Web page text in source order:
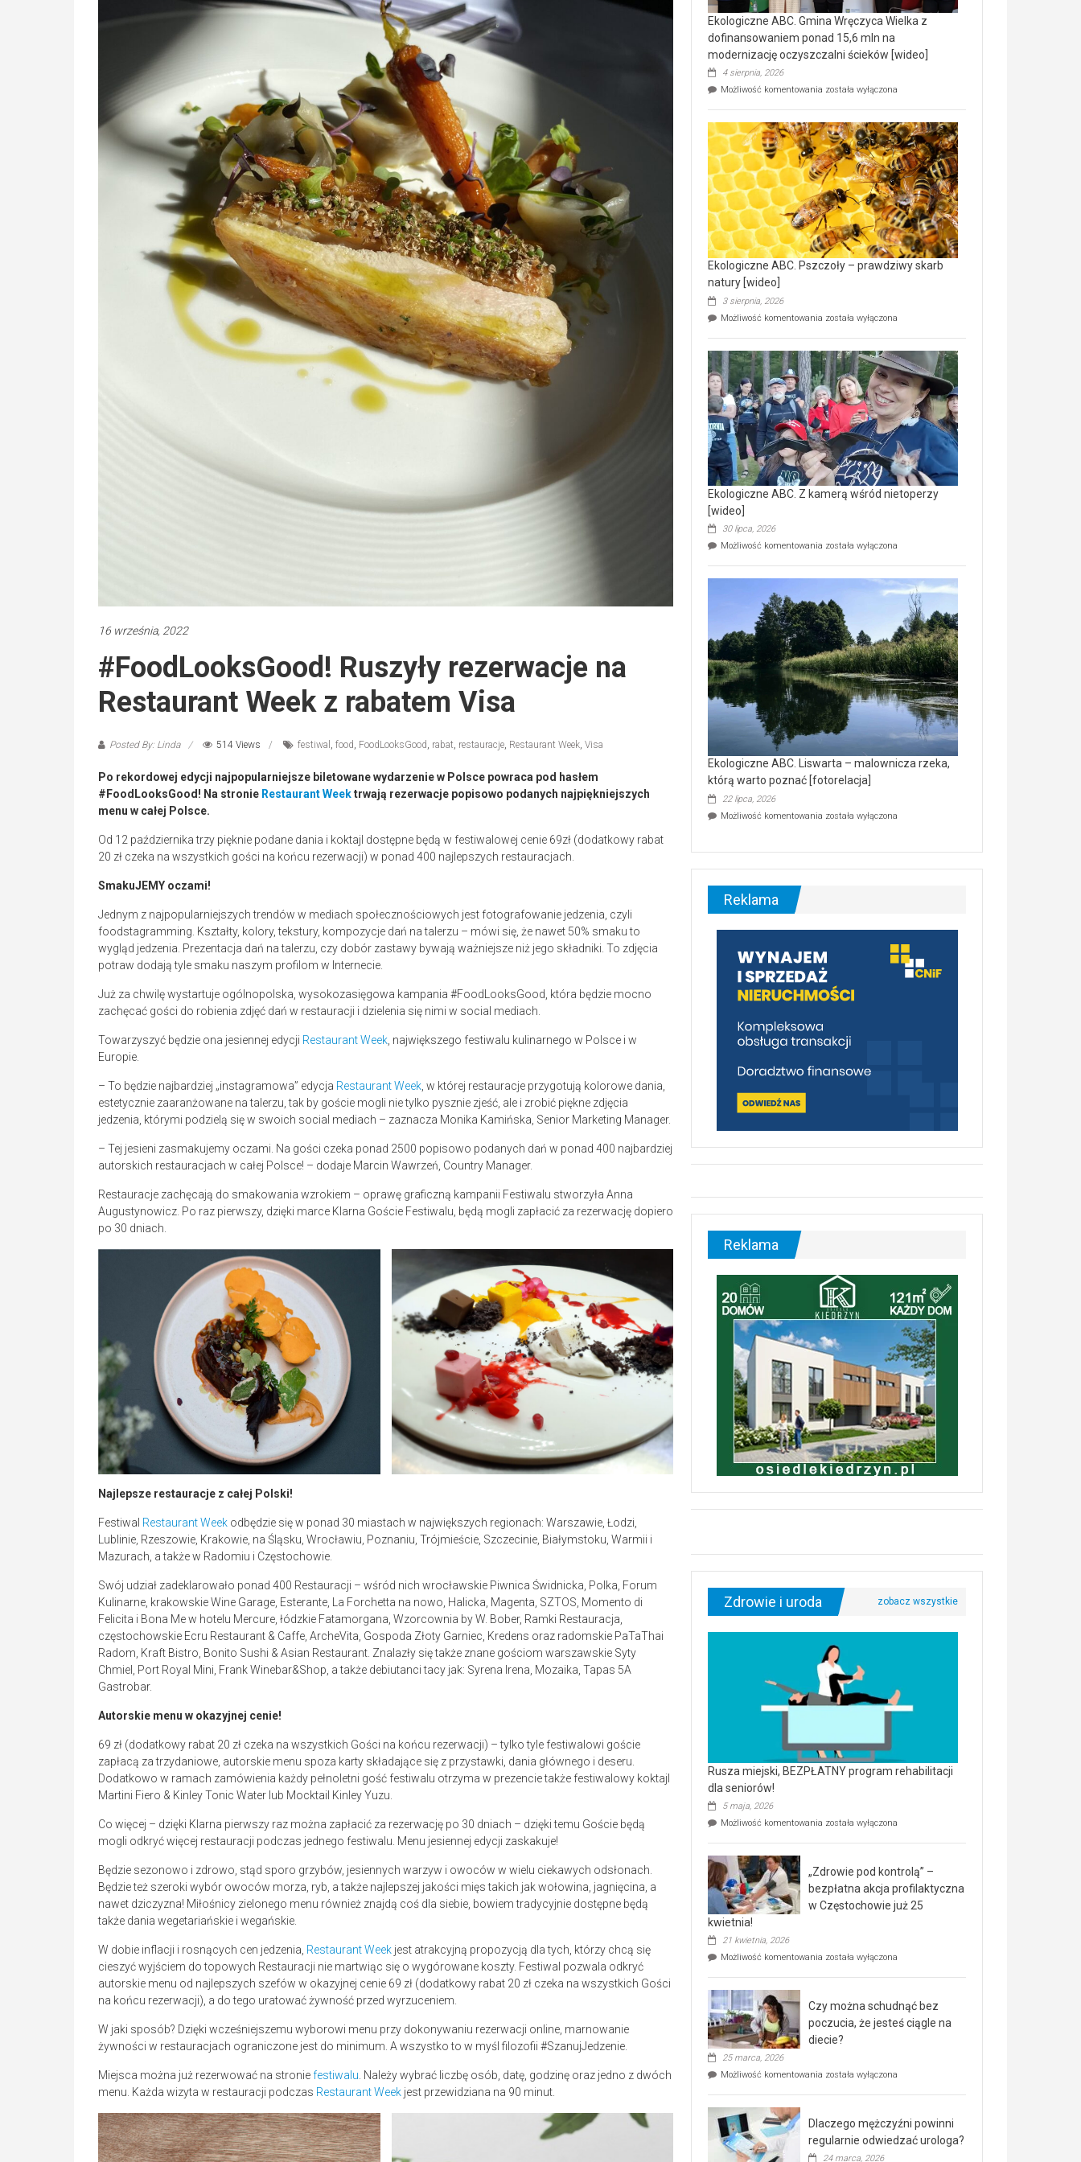
16 września, 2022
#FoodLooksGood! Ruszyły rezerwacje na
Restaurant Week z rabatem Visa
Posted By: Linda 514 Views festiwal food FoodLooksGood rabat restauracje Restaurant Week Visa
Po rekordowej edycji najpopularniejsze biletowane wydarzenie w Polsce powraca pod hasłem
#FoodLooksGood! Na stronie Restaurant Weektrwają rezerwacje popisowo podanych najpiękniejszych
menu w całej Polsce.
Od 12 października trzy pięknie podane dania i koktajl dostępne będą w festiwalowej cenie 69zł (dodatkowy rabat
20 zł czeka na wszystkich gości na końcu rezerwacji) w ponad 400 najlepszych restauracjach.
SmakuJEMY oczami!
Jednym z najpopularniejszych trendów w mediach społecznościowych jest fotografowanie jedzenia, czyli
foodstagramming. Kształty, kolory, tekstury, kompozycje dań na talerzu – mówi się, że nawet 50% smaku to
wygląd jedzenia. Prezentacja dań na talerzu, czy dobór zastawy bywają ważniejsze niż jego składniki. To zdjęcia
potraw dodają tyle smaku naszym profilom w Internecie.
Już za chwilę wystartuje ogólnopolska, wysokozasięgowa kampania #FoodLooksGood, która będzie mocno
zachęcać gości do robienia zdjęć dań w restauracji i dzielenia się nimi w social mediach.
Towarzyszyć będzie ona jesiennej edycji Restaurant Week , największego festiwalu kulinarnego w Polsce i w
Europie.
– To będzie najbardziej „instagramowa” edycja Restaurant Week , w której restauracje przygotują kolorowe dania,
estetycznie zaaranżowane na talerzu, tak by goście mogli nie tylko pysznie zjeść, ale i zrobić piękne zdjęcia
jedzenia, którymi podzielą się w swoich social mediach – zaznacza Monika Kamińska, Senior Marketing Manager.
– Tej jesieni zasmakujemy oczami. Na gości czeka ponad 2500 popisowo podanych dań w ponad 400 najbardziej
autorskich restauracjach w całej Polsce! – dodaje Marcin Wawrzeń, Country Manager.
Restauracje zachęcają do smakowania wzrokiem – oprawę graficzną kampanii Festiwalu stworzyła Anna
Augustynowicz. Po raz pierwszy, dzięki marce Klarna Goście Festiwalu, będą mogli zapłacić za rezerwację dopiero
po 30 dniach.
Najlepsze restauracje z całej Polski!
Festiwal Restaurant Week odbędzie się w ponad 30 miastach w największych regionach: Warszawie, Łodzi,
Lublinie, Rzeszowie, Krakowie, na Śląsku, Wrocławiu, Poznaniu, Trójmieście, Szczecinie, Białymstoku, Warmii i
Mazurach, a także w Radomiu i Częstochowie.
Swój udział zadeklarowało ponad 400 Restauracji – wśród nich wrocławskie Piwnica Świdnicka, Polka, Forum
Kulinarne, krakowskie Wine Garage, Esterante, La Forchetta na nowo, Halicka, Magenta, SZTOS, Momento di
Felicita i Bona Me w hotelu Mercure, łódzkie Fatamorgana, Wzorcownia by W. Bober, Ramki Restauracja,
częstochowskie Ecru Restaurant & Caffe, ArcheVita, Gospoda Złoty Garniec, Kredens oraz radomskie PaTaThai
Radom, Kraft Bistro, Bonito Sushi & Asian Restaurant. Znalazły się także znane gościom warszawskie Syty
Chmiel, Port Royal Mini, Frank Winebar&Shop, a także debiutanci tacy jak: Syrena Irena, Mozaika, Tapas 5A
Gastrobar.
Autorskie menu w okazyjnej cenie!
69 zł (dodatkowy rabat 20 zł czeka na wszystkich Gości na końcu rezerwacji) – tylko tyle festiwalowi goście
zapłacą za trzydaniowe, autorskie menu spoza karty składające się z przystawki, dania głównego i deseru.
Dodatkowo w ramach zamówienia każdy pełnoletni gość festiwalu otrzyma w prezencie także festiwalowy koktajl
Martini Fiero & Kinley Tonic Water lub Mocktail Kinley Yuzu.
Co więcej – dzięki Klarna pierwszy raz można zapłacić za rezerwację po 30 dniach – dzięki temu Goście będą
mogli odkryć więcej restauracji podczas jednego festiwalu. Menu jesiennej edycji zaskakuje!
Będzie sezonowo i zdrowo, stąd sporo grzybów, jesiennych warzyw i owoców w wielu ciekawych odsłonach.
Będzie też szeroki wybór owoców morza, ryb, a także najlepszej jakości mięs takich jak wołowina, jagnięcina, a
nawet dziczyzna! Miłośnicy zielonego menu również znajdą coś dla siebie, bowiem tradycyjnie dostępne będą
także dania wegetariańskie i wegańskie.
W dobie inflacji i rosnących cen jedzenia, Restaurant Week jest atrakcyjną propozycją dla tych, którzy chcą się
cieszyć wyjściem do topowych Restauracji nie martwiąc się o wygórowane koszty. Festiwal pozwala odkryć
autorskie menu od najlepszych szefów w okazyjnej cenie 69 zł (dodatkowy rabat 20 zł czeka na wszystkich Gości
na końcu rezerwacji), a do tego uratować żywność przed wyrzuceniem.
W jaki sposób? Dzięki wcześniejszemu wyborowi menu przy dokonywaniu rezerwacji online, marnowanie
żywności w restauracjach ograniczone jest do minimum. A wszystko to w myśl filozofii #SzanujJedzenie.
Miejsca można już rezerwować na stroniefestiwalu . Należy wybrać liczbę osób, datę, godzinę oraz jedno z dwóch
menu. Każda wizyta w restauracji podczas Restaurant Week jest przewidziana na 90 minut.
Ekologiczne ABC. Gmina Wręczyca Wielka z
dofinansowaniem ponad 15,6 mln na
modernizację oczyszczalni ścieków [wideo]
4 sierpnia, 2026
Możliwość komentowania Ekologiczne
Wręczyca
Wielka
z
dofinansowaniem
ponad
15,6
mln
na
modernizację
oczyszczalni
ścieków
[wideo]
została wyłączona
Ekologiczne ABC. Pszczoły – prawdziwy skarb
natury [wideo]
3 sierpnia, 2026
Możliwość komentowania Ekologiczne
–
prawdziwy
skarb
natury
[wideo]
została wyłączona
Ekologiczne ABC. Z kamerą wśród nietoperzy
[wideo]
30 lipca, 2026
Możliwość komentowania Ekologiczne
wśród
nietoperzy
[wideo]
została wyłączona
Ekologiczne ABC. Liswarta – malownicza rzeka,
którą warto poznać [fotorelacja]
22 lipca, 2026
Możliwość komentowania Ekologiczne
–
malownicza
[fotorelacja]
została wyłączona
Reklama
Reklama
Zdrowie i uroda
Rusza miejski, BEZPŁATNY program rehabilitacji
dla seniorów!
5 maja, 2026
Możliwość komentowania Rusza
rehabilitacji
dla
seniorów!
została wyłączona
„Zdrowie pod kontrolą” –
bezpłatna akcja profilaktyczna
w Częstochowie już 25
kwietnia!
21 kwietnia, 2026
Możliwość komentowania „Zdrowie
bezpłatna
akcja
profilaktyczna
w
już
kwietnia!
została wyłączona
Czy można schudnąć bez
poczucia, że jesteś ciągle na
diecie?
25 marca, 2026
Możliwość komentowania Czy
poczucia,
że
została wyłączona
Dlaczego mężczyźni powinni
regularnie odwiedzać urologa?
24 marca, 2026